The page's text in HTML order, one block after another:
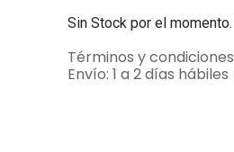
Sin Stock por el momento.
Términos y condiciones
Envío: 1 a 2 días hábiles